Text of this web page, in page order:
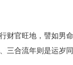
财官旺地，譬如男
三合流年则是运岁